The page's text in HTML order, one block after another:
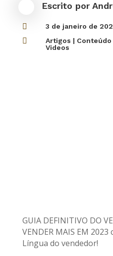
Escrito por
 3 de janeiro de
 Artigos | Conteúdo
Videos
GUIA DEFINITIVO DO
VENDER MAIS EM
Língua do vendedor!